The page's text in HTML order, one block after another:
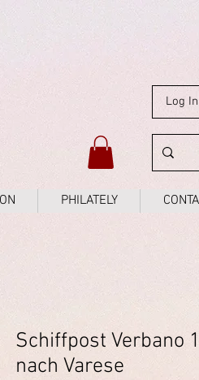
Log In
PHILATELY
Schiffpost Verbano
nach Varese